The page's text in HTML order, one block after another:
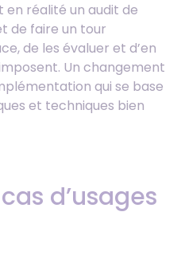
réalité un audit de
de faire un tour
de les évaluer et d’en
Un changement
qui se base
et techniques bien
d’usages